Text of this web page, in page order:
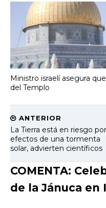
Ministro israelí asegura
del Templo
ANTERIOR
La Tierra está en riesgo por
efectos de una tormenta
solar, advierten científicos
COMENTA:
de la Jánuca en